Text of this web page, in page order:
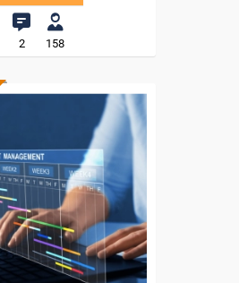
2 158
y autónomos.
Sector